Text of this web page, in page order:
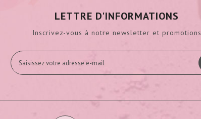
LETTRE D'INFORMATIONS
Inscrivez-vous à notre newsletter et promotions